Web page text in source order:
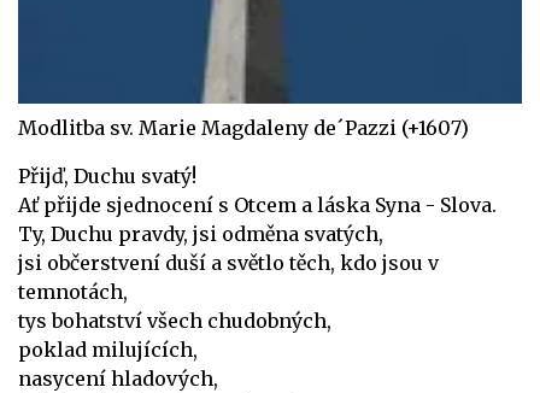
Modlitba sv. Marie Magdaleny de´Pazzi (+1607)
Přijď, Duchu svatý!
Ať přijde sjednocení s Otcem a láska Syna - Slova.
Ty, Duchu pravdy, jsi odměna svatých,
jsi občerstvení duší a světlo těch, kdo jsou v
temnotách,
tys bohatství všech chudobných,
poklad milujících,
nasycení hladových,